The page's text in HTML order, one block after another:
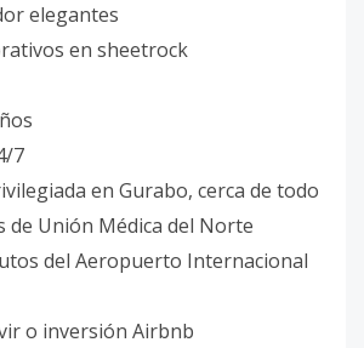
elegantes
en sheetrock
7
en Gurabo, cerca de todo
Unión Médica del Norte
del Aeropuerto Internacional
o inversión Airbnb